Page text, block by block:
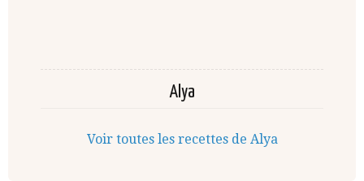
Alya
Voir toutes les recettes de Alya